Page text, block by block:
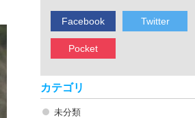
Facebook Twitter
Pocket
カテゴリ
未分類